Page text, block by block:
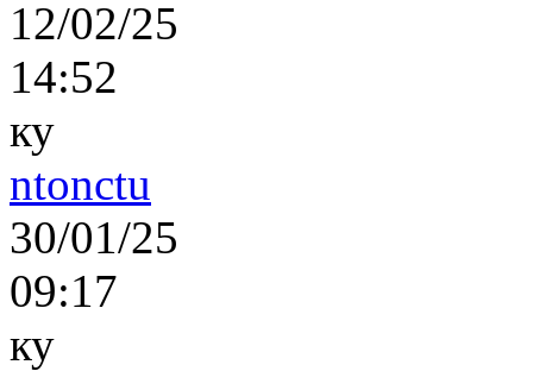
12/02/25
14:52
ку
ntonctu
30/01/25
09:17
ку